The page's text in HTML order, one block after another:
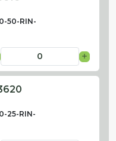
50-RIN-
25-RIN-